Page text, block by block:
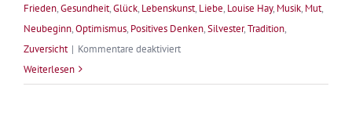
Frieden,Gesundheit,Glück, Lebenskunst, Liebe, Louise Hay, Musik, Mut,
Neubeginn,Optimismus, Positives Denken,Silvester,Tradition,
Zuversicht | Kommentare deaktiviertfür
kannst
Weiterlesen